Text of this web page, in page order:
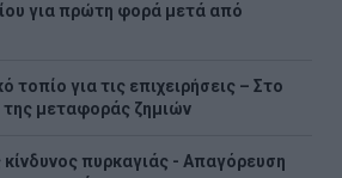
για πρώτη φορά μετά από
για τις επιχειρήσεις – Στο
μεταφοράς ζημιών
πυρκαγιάς - Απαγόρευση